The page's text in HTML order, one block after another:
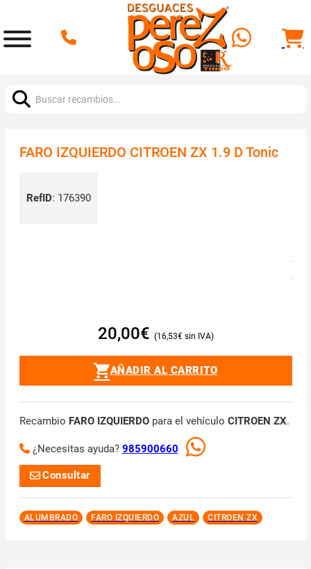
FARO IZQUIERDO CITROEN ZX 1.9 D Tonic
RefID: 176390
20,00€ 16,53€
AÑADIR AL CARRITO
Recambio FARO IZQUIERDOpara el vehículo CITROEN ZX.
¿Necesitas ayuda? 985900660
Consultar
ALUMBRADO FARO IZQUIERDO AZUL CITROEN ZX